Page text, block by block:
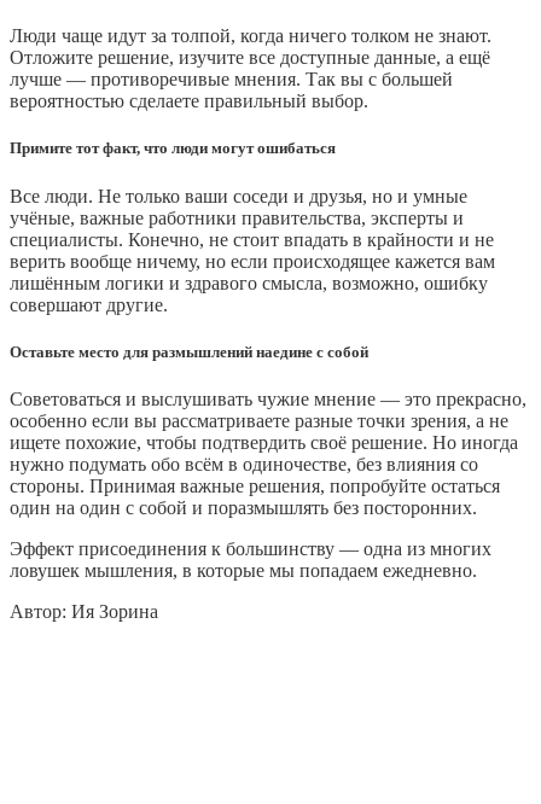
Люди чаще идут за толпой, когда ничего толком не знают.
Отложите решение, изучите все доступные данные, а ещё
лучше — противоречивые мнения. Так вы с большей
вероятностью сделаете правильный выбор.
Примите тот факт, что люди могут ошибаться
Все люди. Не только ваши соседи и друзья, но и умные
учёные, важные работники правительства, эксперты и
специалисты. Конечно, не стоит впадать в крайности и не
верить вообще ничему, но если происходящее кажется вам
лишённым логики и здравого смысла, возможно, ошибку
совершают другие.
Оставьте место для размышлений наедине с собой
Советоваться и выслушивать чужие мнение — это прекрасно,
особенно если вы рассматриваете разные точки зрения, а не
ищете похожие, чтобы подтвердить своё решение. Но иногда
нужно подумать обо всём в одиночестве, без влияния со
стороны. Принимая важные решения, попробуйте остаться
один на один с собой и поразмышлять без посторонних.
Эффект присоединения к большинству — одна из многих
ловушек мышления, в которые мы попадаем ежедневно.
Автор: Ия Зорина